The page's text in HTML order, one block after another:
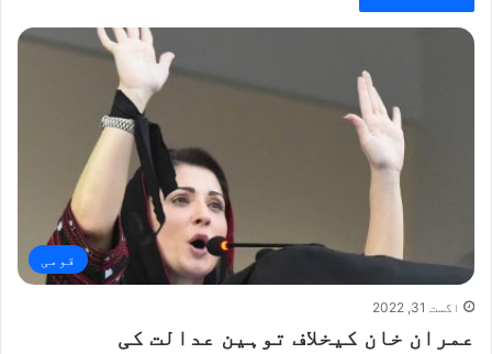
قومی
اگست 31, 2022
عمران خان کیخلاف توہین عدالت کی